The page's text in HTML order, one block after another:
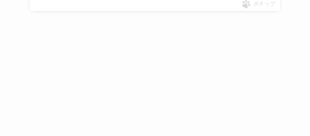
ポチップ